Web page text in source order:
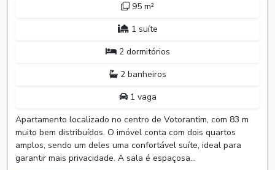
95 m²
1 suíte
2 dormitórios
2 banheiros
1 vaga
Apartamento localizado no centro de Votorantim, com 83 m
muito bem distribuídos. O imóvel conta com dois quartos
amplos, sendo um deles uma confortável suíte, ideal para
garantir mais privacidade. A sala é espaçosa...